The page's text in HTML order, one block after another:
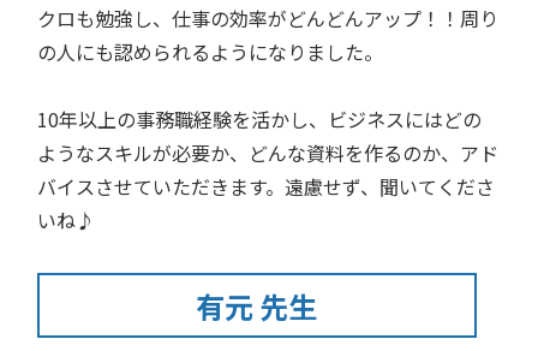
クロも勉強し、仕事の効率がどんどんアップ！！周り
の人にも認められるようになりました。
10年以上の事務職経験を活かし、ビジネスにはどの
ようなスキルが必要か、どんな資料を作るのか、アド
バイスさせていただきます。遠慮せず、聞いてくださ
いね♪
有元 先生